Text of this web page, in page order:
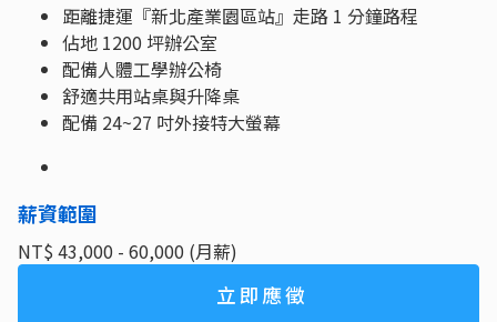
距離捷運『新北產業園區站』走路 1 分鐘路程
佔地 1200 坪辦公室
配備人體工學辦公椅
舒適共用站桌與升降桌
配備 24~27 吋外接特大螢幕
薪資範圍
NT$ 43,000 - 60,000 (月薪)
立即應徵